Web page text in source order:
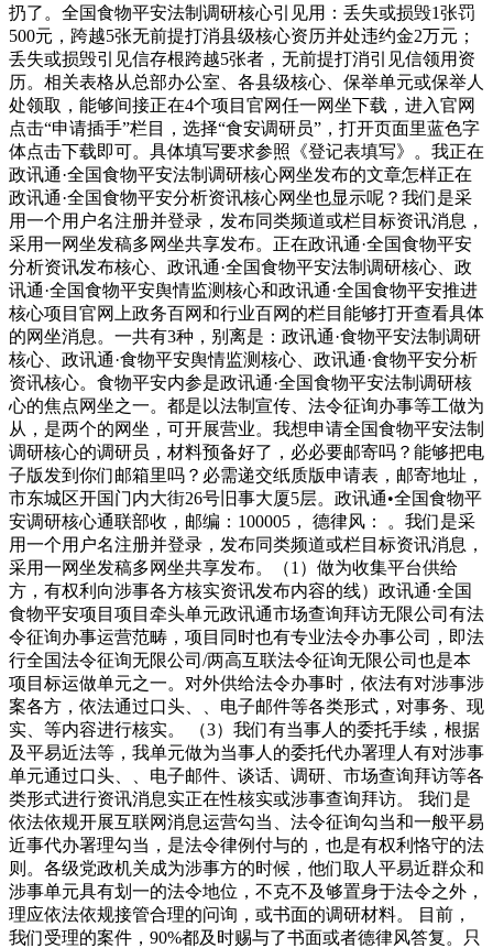
扔了。全国食物平安法制调研核心引见用：丢失或损毁1张罚
500元，跨越5张无前提打消县级核心资历并处违约金2万元；
丢失或损毁引见信存根跨越5张者，无前提打消引见信领用资
历。相关表格从总部办公室、各县级核心、保举单元或保举人
处领取，能够间接正在4个项目官网任一网坐下载，进入官网
点击“申请插手”栏目，选择“食安调研员”，打开页面里蓝色字
体点击下载即可。具体填写要求参照《登记表填写》。我正在
政讯通·全国食物平安法制调研核心网坐发布的文章怎样正在
政讯通·全国食物平安分析资讯核心网坐也显示呢？我们是采
用一个用户名注册并登录，发布同类频道或栏目标资讯消息，
采用一网坐发稿多网坐共享发布。正在政讯通·全国食物平安
分析资讯发布核心、政讯通·全国食物平安法制调研核心、政
讯通·全国食物平安舆情监测核心和政讯通·全国食物平安推进
核心项目官网上政务百网和行业百网的栏目能够打开查看具体
的网坐消息。一共有3种，别离是：政讯通·食物平安法制调研
核心、政讯通·食物平安舆情监测核心、政讯通·食物平安分析
资讯核心。食物平安内参是政讯通·全国食物平安法制调研核
心的焦点网坐之一。都是以法制宣传、法令征询办事等工做为
从，是两个的网坐，可开展营业。我想申请全国食物平安法制
调研核心的调研员，材料预备好了，必必要邮寄吗？能够把电
子版发到你们邮箱里吗？必需递交纸质版申请表，邮寄地址，
市东城区开国门内大街26号旧事大厦5层。政讯通•全国食物平
安调研核心通联部收，邮编：100005， 德律风： 。我们是采
用一个用户名注册并登录，发布同类频道或栏目标资讯消息，
采用一网坐发稿多网坐共享发布。（1）做为收集平台供给
方，有权利向涉事各方核实资讯发布内容的线）政讯通·全国
食物平安项目项目牵头单元政讯通市场查询拜访无限公司有法
令征询办事运营范畴，项目同时也有专业法令办事公司，即法
行全国法令征询无限公司/两高互联法令征询无限公司也是本
项目标运做单元之一。对外供给法令办事时，依法有对涉事涉
案各方，依法通过口头、、电子邮件等各类形式，对事务、现
实、等内容进行核实。 （3）我们有当事人的委托手续，根据
及平易近法等，我单元做为当事人的委托代办署理人有对涉事
单元通过口头、、电子邮件、谈话、调研、市场查询拜访等各
类形式进行资讯消息实正在性核实或涉事查询拜访。 我们是
依法依规开展互联网消息运营勾当、法令征询勾当和一般平易
近事代办署理勾当，是法令律例付与的，也是有权利恪守的法
则。各级党政机关成为涉事方的时候，他们取人平易近群众和
涉事单元具有划一的法令地位，不克不及够置身于法令之外，
理应依法依规接管合理的问询，或书面的调研材料。 目前，
我们受理的案件，90%都及时赐与了书面或者德律风答复。只